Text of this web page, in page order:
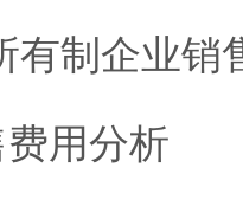
制企业销
用分析